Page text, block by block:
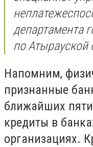
департамента
по
Напомним,
признанные
ближайших пяти
кредиты в
организациях.